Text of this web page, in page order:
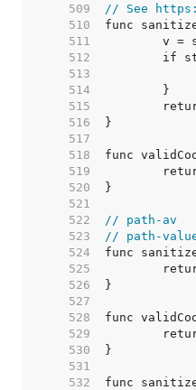
   509
// See
   510
   511
   512
   513
   514
   515
   516
   517
   518
   519
   520
   521
   522
// path-av
   523
// path-
   524
   525
   526
   527
   528
   529
   530
   531
   532